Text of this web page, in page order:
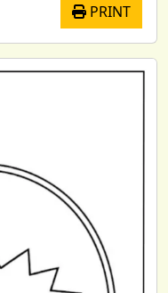
PRINT